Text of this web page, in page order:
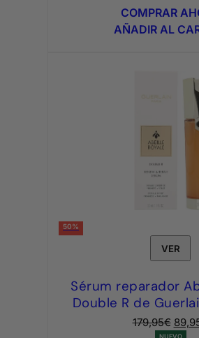
era:
COMPRAR
AÑADIR AL
50%
VER
Sérum reparador
Double R de
179,95€ El
NUEVO